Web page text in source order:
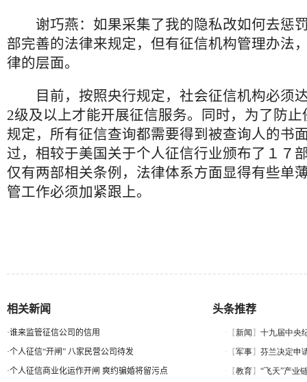
谢巧燕：如果采集了我的隐私改如何去惩
部完善的法律来规定，但有征信机构管理办法
律的层面。
目前，按照央行规定，社会征信机构必须
2级及以上才能开展征信服务。同时，为了防
规定，所有征信查询都需要得到被查询人的书
过，相较于美国关于个人征信行业颁布了１７
仅有两部相关条例，法律体系方面显得有些单
管工作必须加紧跟上。
相关新闻
·谁来监管征信公司的信用
·个人征信“开闸” 八家民营公司待发
·个人征信商业化运作开闸 爽约骗婚将留污点
头条推荐